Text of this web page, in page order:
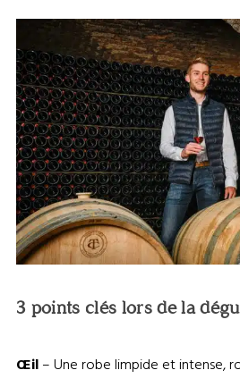
3 points clés lors de la
Œil– Une robe limpide et intense,